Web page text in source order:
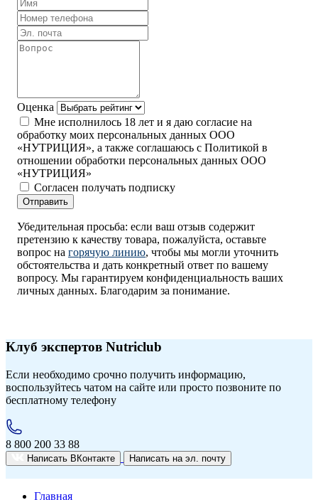
Оценка
Мне исполнилось 18 лет и я даю согласие на
обработку моих персональных данных ООО
«НУТРИЦИЯ», а также соглашаюсь с Политикой в
отношении обработки персональных данных ООО
«НУТРИЦИЯ»
Согласен получать подписку
Отправить
Убедительная просьба: если ваш отзыв содержит
претензию к качеству товара, пожалуйста, оставьте
вопрос на горячую линию, чтобы мы могли уточнить
обстоятельства и дать конкретный ответ по вашему
вопросу. Мы гарантируем конфиденциальность ваших
личных данных. Благодарим за понимание.
Клуб экспертов Nutriclub
Если необходимо срочно получить информацию,
воспользуйтесь чатом на сайте или просто позвоните по
бесплатному телефону
8 800 200 33 88
Написать ВКонтакте Написать на эл. почту
Главная